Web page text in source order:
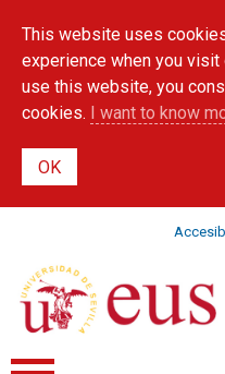
main
This website uses
experience when you
use this website, you
cookies. I want to know